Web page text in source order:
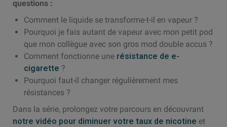
questions :
Comment le liquide se transforme-t-il en vapeur ?
Pourquoi je fais autant de vapeur avec mon petit pod
que mon collègue avec son gros mod double accus ?
Comment fonctionne une résistance de e-
cigarette ?
Pourquoi faut-il changer régulièrement mes
résistances ?
Dans la série, prolongez votre parcours en découvrant
notre vidéo pour diminuer votre taux de nicotine et